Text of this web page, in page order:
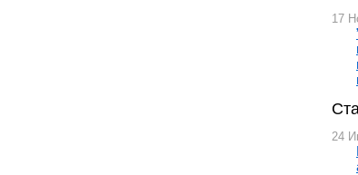
17
24